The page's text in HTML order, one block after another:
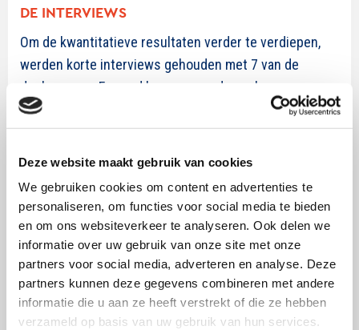
Deze website maakt gebruik van cookies
We gebruiken cookies om content en advertenties te
personaliseren, om functies voor social media te bieden
en om ons websiteverkeer te analyseren. Ook delen we
informatie over uw gebruik van onze site met onze
partners voor social media, adverteren en analyse. Deze
partners kunnen deze gegevens combineren met andere
informatie die u aan ze heeft verstrekt of die ze hebben
verzameld op basis van uw gebruik van hun services.
DE INTERVIEWS
Om de kwantitatieve resultaten verder te verdiepen,
werden korte interviews gehouden met 7 van de
deelnemers. Er werd hen gevraagd naar hun
‘resistance’ tegen de chatbot tijdens de interactie, of
ze bereid zouden zijn de chatbot te gebruiken in een
customer service context en of het gesprek aanvoelde
deelnemers nog een interactie met de chatbot, zodat
de onderzoeker de reacties live kon volgen.
PRAKTISCHE IMPLICATIES
Het maakt niet uit of je chatbot praat of typt: In
tegenstelling tot wat werd aangenomen, had de